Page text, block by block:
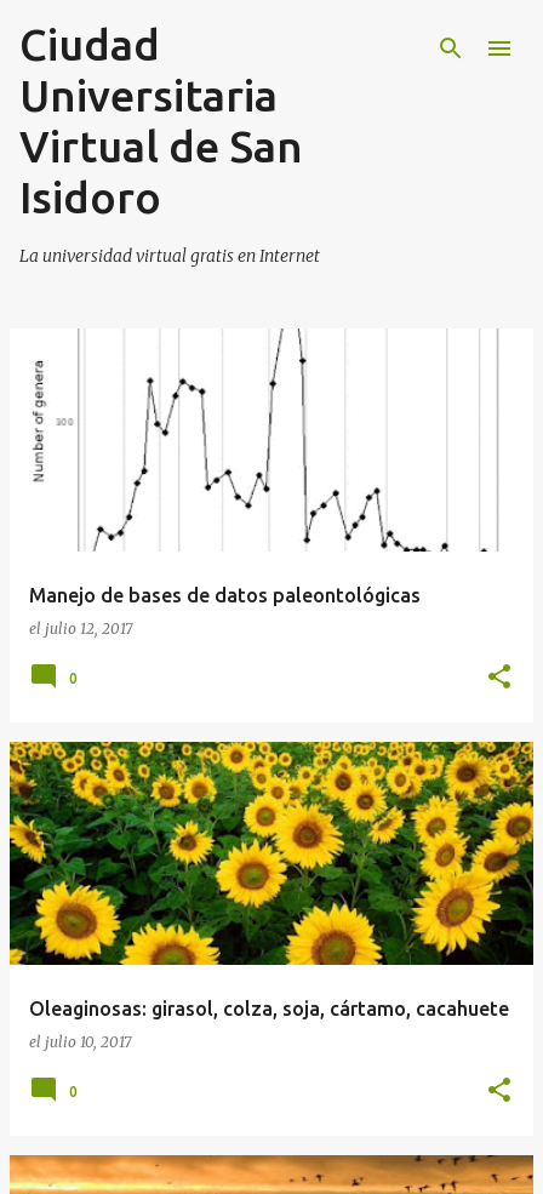
Ciudad
Universitaria
Virtual de San
Isidoro
La universidad virtual gratis en Internet
Manejo de bases de datos paleontológicas
el julio 12, 2017
0
Oleaginosas: girasol, colza, soja, cártamo, cacahuete
el julio 10, 2017
0